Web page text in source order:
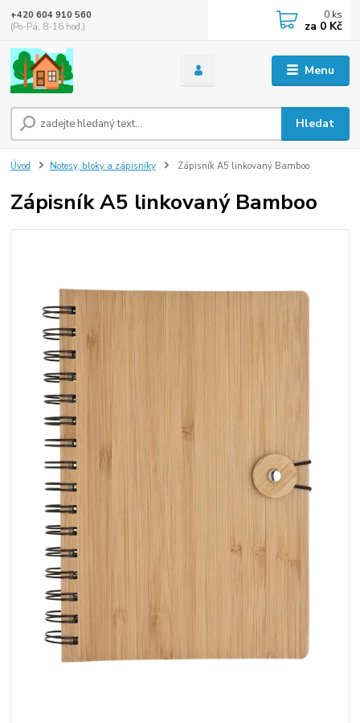
Menu
Hledat
+420 604 910 560
(Po-Pá, 8-16 hod.)
0 ks
za 0 Kč
Úvod Notesy, bloky a zápisníky Zápisník A5 linkovaný Bamboo
Zápisník A5 linkovaný Bamboo